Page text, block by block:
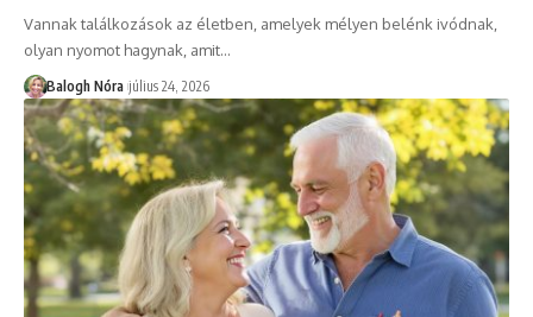
Vannak találkozások az életben, amelyek mélyen belénk ivódnak,
olyan nyomot hagynak, amit…
Balogh Nóra július 24, 2026